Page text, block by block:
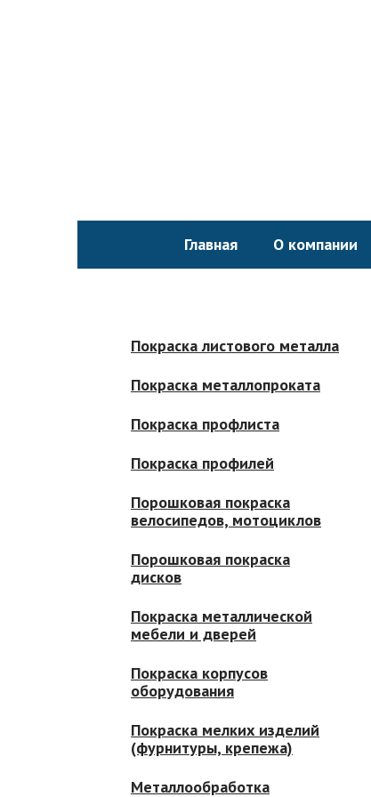
Главная О компании
Покраска листового металла
Покраска металлопроката
Покраска профлиста
Покраска профилей
Порошковая покраска
велосипедов, мотоциклов
Порошковая покраска
дисков
Покраска металлической
мебели и дверей
Покраска корпусов
оборудования
Покраска мелких изделий
(фурнитуры, крепежа)
Металлообработка